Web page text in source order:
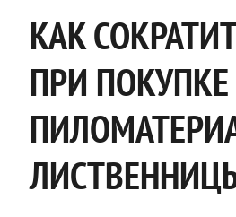
КАК
ПРИ ПОКУПКЕ